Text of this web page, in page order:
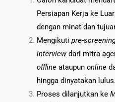
Persiapan Kerja ke
dengan minat dan
Mengikuti pre-
interview dari mitra
offlineataupun online
hingga dinyatakan lulus.
Proses dilanjutkan ke